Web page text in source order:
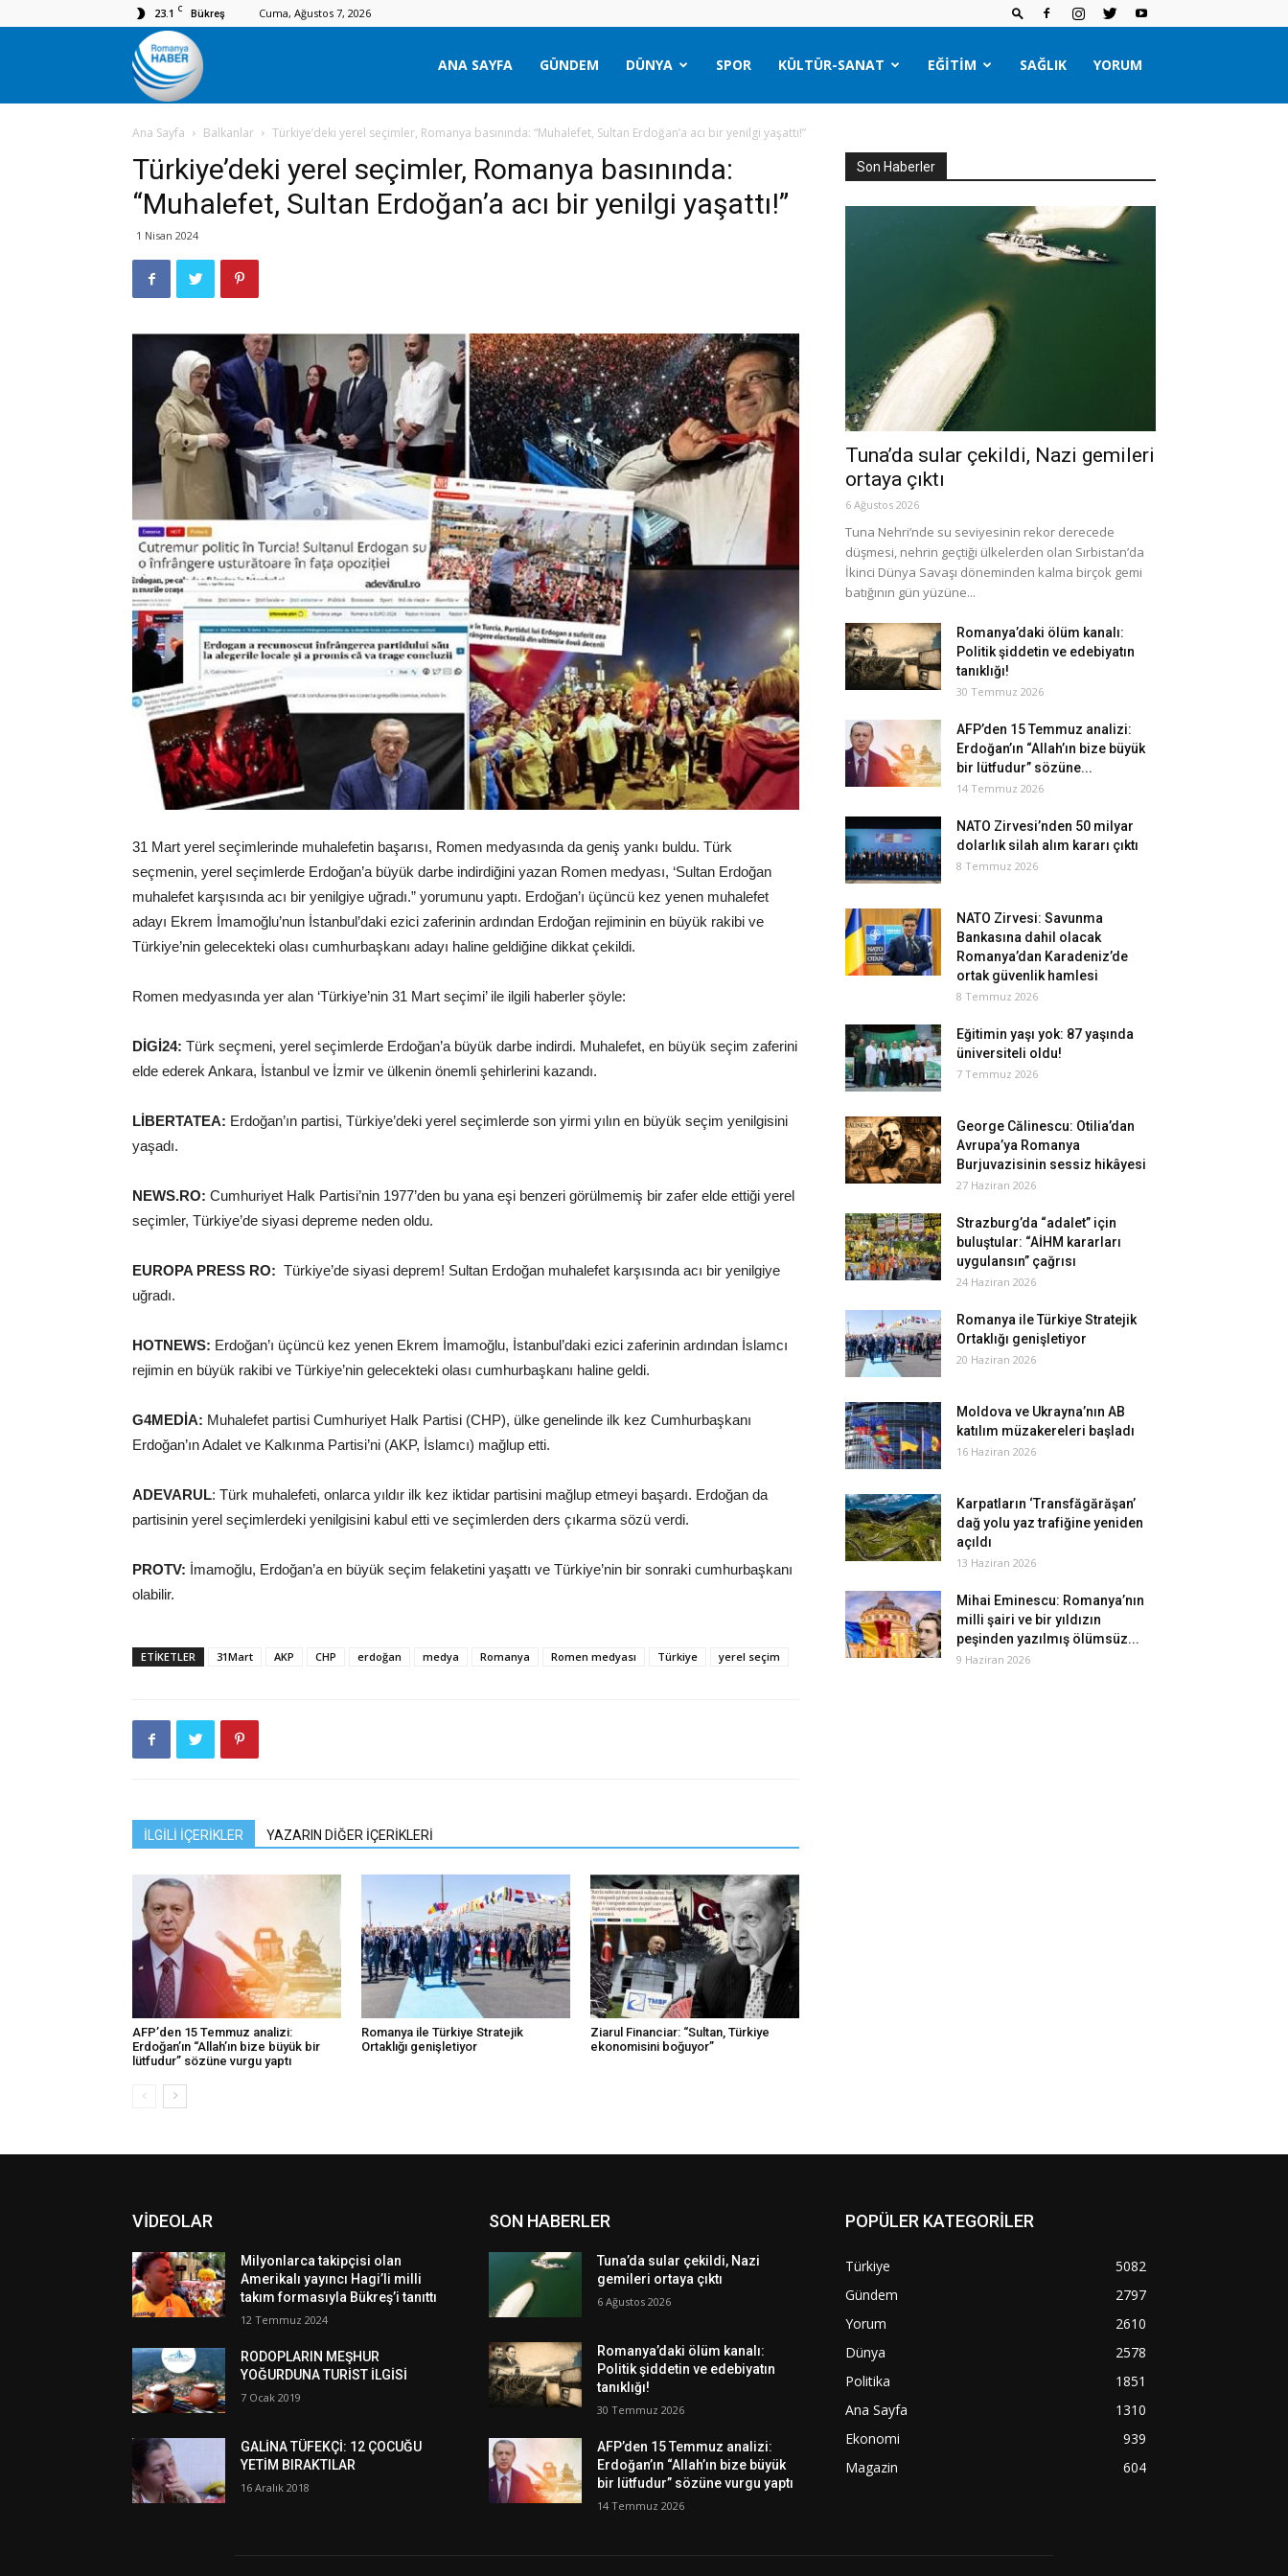
23.1 C Bükreş Cuma, Ağustos 7, 2026
Romanya
Haber
ANA SAYFA GÜNDEM DÜNYA SPOR KÜLTÜR-SANAT EĞITIM SAĞLIK YORUM
Ana Sayfa Balkanlar Türkiye’deki yerel seçimler, Romanya basınında: “Muhalefet, Sultan Erdoğan’a acı bir yenilgi yaşattı!”
Türkiye’deki yerel seçimler, Romanya basınında:
“Muhalefet, Sultan Erdoğan’a acı bir yenilgi yaşattı!”
1 Nisan 2024
31 Mart yerel seçimlerinde muhalefetin başarısı, Romen medyasında da geniş yankı buldu. Türk
seçmenin, yerel seçimlerde Erdoğan’a büyük darbe indirdiğini yazan Romen medyası, ‘Sultan Erdoğan
muhalefet karşısında acı bir yenilgiye uğradı.” yorumunu yaptı. Erdoğan’ı üçüncü kez yenen muhalefet
adayı Ekrem İmamoğlu’nun İstanbul’daki ezici zaferinin ardından Erdoğan rejiminin en büyük rakibi ve
Türkiye’nin gelecekteki olası cumhurbaşkanı adayı haline geldiğine dikkat çekildi.
Romen medyasında yer alan ‘Türkiye’nin 31 Mart seçimi’ ile ilgili haberler şöyle:
DİGİ24: Türk seçmeni, yerel seçimlerde Erdoğan’a büyük darbe indirdi. Muhalefet, en büyük seçim zaferini
elde ederek Ankara, İstanbul ve İzmir ve ülkenin önemli şehirlerini kazandı.
LİBERTATEA: Erdoğan’ın partisi, Türkiye’deki yerel seçimlerde son yirmi yılın en büyük seçim yenilgisini
yaşadı.
NEWS.RO: Cumhuriyet Halk Partisi’nin 1977’den bu yana eşi benzeri görülmemiş bir zafer elde ettiği yerel
seçimler, Türkiye’de siyasi depreme neden oldu.
EUROPA PRESS RO: Türkiye’de siyasi deprem! Sultan Erdoğan muhalefet karşısında acı bir yenilgiye
uğradı.
HOTNEWS: Erdoğan’ı üçüncü kez yenen Ekrem İmamoğlu, İstanbul’daki ezici zaferinin ardından İslamcı
rejimin en büyük rakibi ve Türkiye’nin gelecekteki olası cumhurbaşkanı haline geldi.
G4MEDİA: Muhalefet partisi Cumhuriyet Halk Partisi (CHP), ülke genelinde ilk kez Cumhurbaşkanı
Erdoğan’ın Adalet ve Kalkınma Partisi’ni (AKP, İslamcı) mağlup etti.
ADEVARUL: Türk muhalefeti, onlarca yıldır ilk kez iktidar partisini mağlup etmeyi başardı. Erdoğan da
partisinin yerel seçimlerdeki yenilgisini kabul etti ve seçimlerden ders çıkarma sözü verdi.
PROTV: İmamoğlu, Erdoğan’a en büyük seçim felaketini yaşattı ve Türkiye’nin bir sonraki cumhurbaşkanı
olabilir.
ETIKETLER 31Mart AKP CHP erdoğan medya Romanya Romen medyası Türkiye yerel seçim
İLGİLİ İÇERİKLER YAZARIN DİĞER İÇERİKLERİ
AFP’den 15 Temmuz analizi:
Erdoğan’ın “Allah’ın bize büyük bir
lütfudur” sözüne vurgu yaptı
Romanya ile Türkiye Stratejik
Ortaklığı genişletiyor
Ziarul Financiar: “Sultan, Türkiye
ekonomisini boğuyor”
Son Haberler
Tuna’da sular çekildi, Nazi gemileri
ortaya çıktı
6 Ağustos 2026
Tuna Nehri’nde su seviyesinin rekor derecede
düşmesi, nehrin geçtiği ülkelerden olan Sırbistan’da
İkinci Dünya Savaşı döneminden kalma birçok gemi
batığının gün yüzüne...
Romanya’daki ölüm kanalı:
Politik şiddetin ve edebiyatın
tanıklığı!
30 Temmuz 2026
AFP’den 15 Temmuz analizi:
Erdoğan’ın “Allah’ın bize büyük
bir lütfudur” sözüne...
14 Temmuz 2026
NATO Zirvesi’nden 50 milyar
dolarlık silah alım kararı çıktı
8 Temmuz 2026
NATO Zirvesi: Savunma
Bankasına dahil olacak
Romanya’dan Karadeniz’de
ortak güvenlik hamlesi
8 Temmuz 2026
Eğitimin yaşı yok: 87 yaşında
üniversiteli oldu!
7 Temmuz 2026
George Călinescu: Otilia’dan
Avrupa’ya Romanya
Burjuvazisinin sessiz hikâyesi
27 Haziran 2026
Strazburg’da “adalet” için
buluştular: “AİHM kararları
uygulansın” çağrısı
24 Haziran 2026
Romanya ile Türkiye Stratejik
Ortaklığı genişletiyor
20 Haziran 2026
Moldova ve Ukrayna’nın AB
katılım müzakereleri başladı
16 Haziran 2026
Karpatların ‘Transfăgărăşan’
dağ yolu yaz trafiğine yeniden
açıldı
13 Haziran 2026
Mihai Eminescu: Romanya’nın
milli şairi ve bir yıldızın
peşinden yazılmış ölümsüz...
9 Haziran 2026
VİDEOLAR
Milyonlarca takipçisi olan
Amerikalı yayıncı Hagi’li milli
takım formasıyla Bükreş’i tanıttı
12 Temmuz 2024
RODOPLARIN MEŞHUR
YOĞURDUNA TURİST İLGİSİ
7 Ocak 2019
GALİNA TÜFEKÇİ: 12 ÇOCUĞU
YETİM BIRAKTILAR
16 Aralık 2018
SON HABERLER
Tuna’da sular çekildi, Nazi
gemileri ortaya çıktı
6 Ağustos 2026
Romanya’daki ölüm kanalı:
Politik şiddetin ve edebiyatın
tanıklığı!
30 Temmuz 2026
AFP’den 15 Temmuz analizi:
Erdoğan’ın “Allah’ın bize büyük
bir lütfudur” sözüne vurgu yaptı
14 Temmuz 2026
POPÜLER KATEGORİLER
Türkiye
5082
Gündem
2797
Yorum
2610
Dünya
2578
Politika
1851
Ana Sayfa
1310
Ekonomi
939
Magazin
604